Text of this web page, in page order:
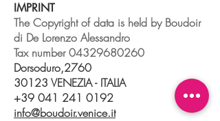
IMPRINT
The Copyright of data is held by Boudoir
di De Lorenzo Alessandro
Tax number04329680260
Dorsoduro,2760
30123 VENEZIA - ITALIA
+39 041 241 0192
info@boudoir.venice.it